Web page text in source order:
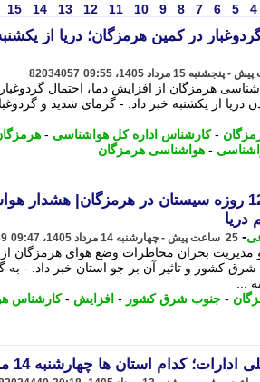
4
5
6
7
8
9
10
11
12
13
14
15
در کمین هرمزگان؛ دریا از
82034057
هرمزگان از افزایش دما، احتمال
دریا از یکشنبه خبر داد. - گرمای شدید و
-کارشناس اداره کل هواشناسی -
- هواشناسی هرمزگان
وزش بادهای 120 روزه سیستان در هرمزگان|
دریا
- 25 ساعت پیش - چهارشنبه 14 مرداد 1405، 09:47
کشور و تاثیر آن بر جو استان خبر داد. - به
...
- جنوب شرق کشور - افزایش -کارشناس
استان ها چهارشنبه 14 مرداد تعطیل هستند؟ + اسامی استان ها